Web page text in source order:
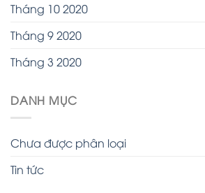
Tháng 10 2020
Tháng 9 2020
Tháng 3 2020
DANH MỤC
Chưa được phân loại
Tin tức